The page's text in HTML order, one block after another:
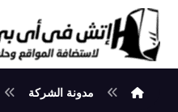
مدونة الشركة